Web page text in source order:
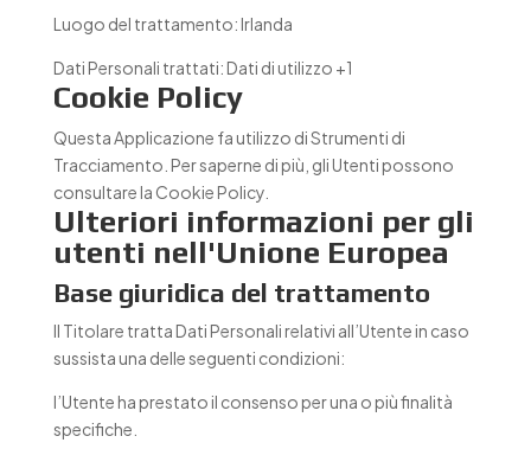
Luogo del trattamento:Irlanda
Dati Personali trattati:Dati di utilizzo +1
Cookie Policy
Questa Applicazione fa utilizzo di Strumenti di
Tracciamento. Per saperne di più, gli Utenti possono
consultare la Cookie Policy.
Ulteriori informazioni per gli
utenti nell'Unione Europea
Base giuridica del trattamento
Il Titolare tratta Dati Personali relativi all’Utente in caso
sussista una delle seguenti condizioni:
l’Utente ha prestato il consenso per una o più finalità
specifiche.